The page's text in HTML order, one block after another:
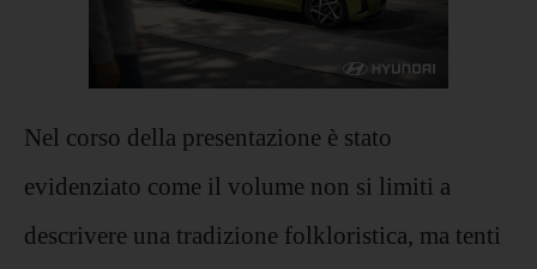
Nel corso della presentazione è stato
evidenziato come il volume non si limiti a
descrivere una tradizione folkloristica, ma tenti